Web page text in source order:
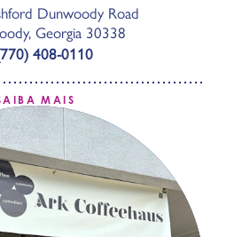
Dunwoody Road
Georgia 30338
408-0110
MAIS